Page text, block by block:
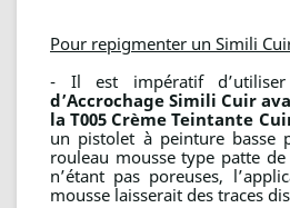
Pour repigmenter un Simili
- Il est impératif
d’Accrochage Simili Cuir
la T005 Crème Teintante
un pistolet à peinture basse
rouleau mousse type patte
n’étant pas poreuses,
mousse laisserait des traces